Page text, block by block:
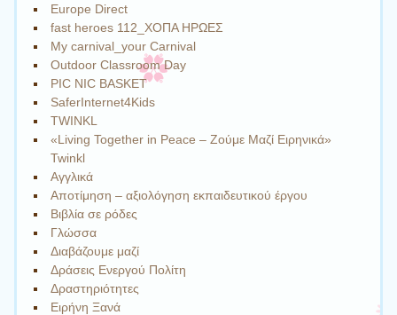
Europe Direct
fast heroes 112_ΧΟΠΑ ΗΡΩΕΣ
My carnival_your Carnival
Outdoor Classroom Day
PIC NIC BASKET
SaferInternet4Kids
TWINKL
«Living Together in Peace – Ζούμε Μαζί Ειρηνικά»
Twinkl
Αγγλικά
Αποτίμηση – αξιολόγηση εκπαιδευτικού έργου
Βιβλία σε ρόδες
Γλώσσα
Διαβάζουμε μαζί
Δράσεις Ενεργού Πολίτη
Δραστηριότητες
Ειρήνη Ξανά